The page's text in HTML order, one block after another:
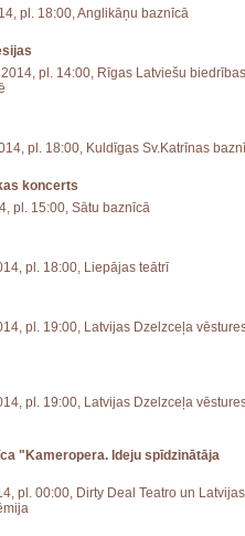
pl. 18:00, Anglikāņu baznīcā
pl. 14:00, Rīgas Latviešu biedrības
pl. 18:00, Kuldīgas Sv.Katrīnas
koncerts
pl. 15:00, Sātu baznīcā
pl. 18:00, Liepājas teātrī
pl. 19:00, Latvijas Dzelzceļa
pl. 19:00, Latvijas Dzelzceļa
"Kameropera. Ideju spīdzinātāja
pl. 00:00, Dirty Deal Teatro un Latvijas